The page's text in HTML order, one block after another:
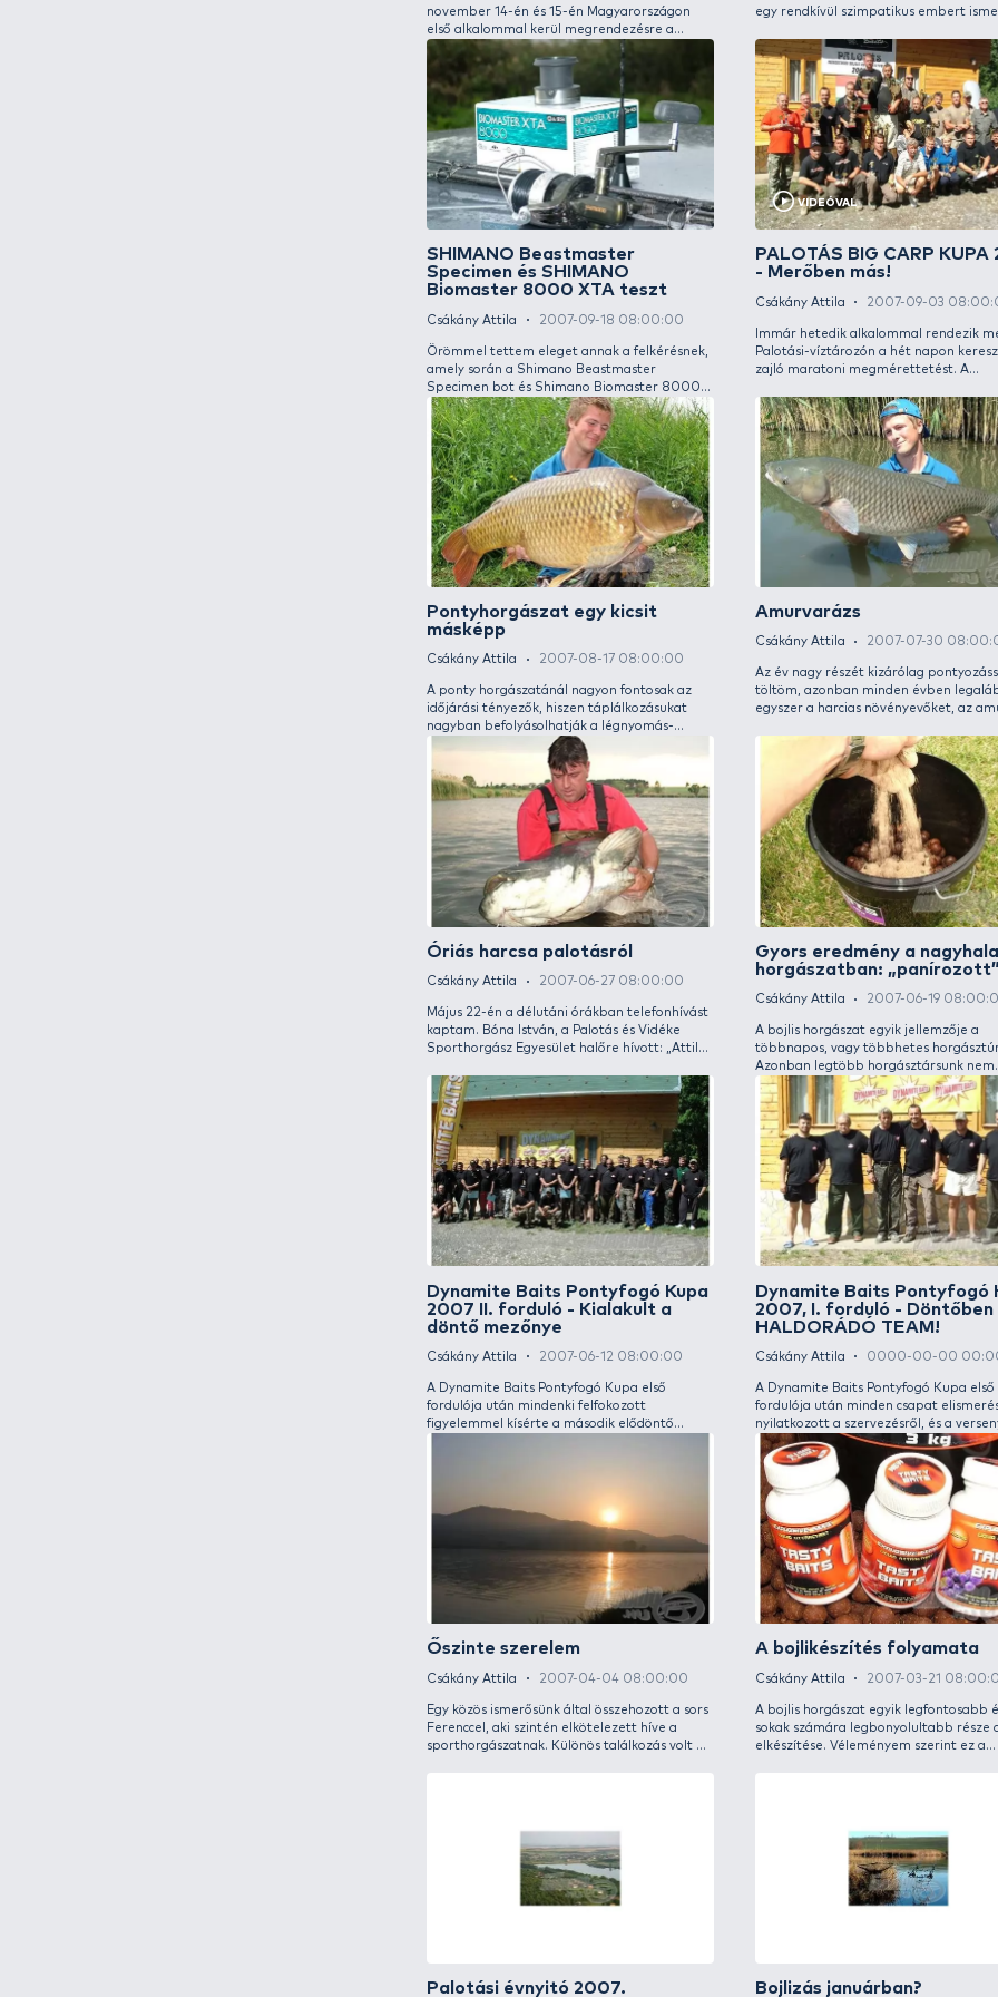
Csákány Attila 2011-11-02 07:00:00
Az elmúlt két év sikeres kiállításai után idén is
kiemelkedően színes programot kínál a
Pontyshow! 2011. november 11-12-13-ig,
három nap áll a pontyozás szerelemesei és az
érdeklődök rendelkezésére, hogy a kiállítás
nyújtotta minden élményt
megtapasztalhassanak, minden programon
részt vehessenek. A szakmai körökben is
elismert rendezvény ismét várja a
látogatókat!
28-án
a
évhez
meg.
mellett
Pontyshow, 2009. november 14-
15. - Meghívó
Csákány Attila 2009-11-09 12:00:00
Ilyen még nem volt… És valóban! 2009.
november 14-én és 15-én Magyarországon
első alkalommal kerül megrendezésre a
Pontyshow. Az egyedülálló eseménynek a
Budapest északi határában elhelyezkedő
Kalászi Sportcsarnok ad otthont, amely az
Omszki-tó partján található. Számos magyar
és külföldi sztárvendég, fantasztikus akciók és
színes programok várják a látogatókat.
Biros
egy
meg,
lehet
is a
SHIMANO Beastmaster
Specimen és SHIMANO
Biomaster 8000 XTA teszt
Csákány Attila 2007-09-18 08:00:00
amely során a Shimano Beastmaster
Specimen bot és Shimano Biomaster 8000
XTA párost próbálhattam ki éles bevetésen.
Eredeti tervem szerint a Tatai Derítő-tavon
terveztem mindezt végrehajtani. A hirtelen
lehűlt és változékonyra fordult időjárás
azonban nagyon nem kedvezett az első
próbának. A bevetett készségekre a két nap
alatt nem volt érdeklődő. A bojlis horgászat
már csak ilyen… Az üres két tatai napot
követően a palotási tó partjára érkeztem,
ahol egy délután megvalósulhatott a teszt, és
képet kaptam a páros valódi tudásáról.
-
Immár
zajló
évben
véve.
sőt
a
Pontyhorgászat egy kicsit
másképp
Csákány Attila 2007-08-17 08:00:00
A ponty horgászatánál nagyon fontosak az
időjárási tényezők, hiszen táplálkozásukat
nagyban befolyásolhatják a légnyomás-
változások és a különböző fronthatások: jó
időben kell jó helyen tartózkodni, azonban a
felkínált csali is fontos szerepet játszhat. Az
óvatos, kitanult pontyok bátrabban
közelednek a ritkán vagy kevesek által
használt finomságokhoz, ezért egy
hétköznapinak nem nevezhető csalizási
technikát alkalmaztam.
ideje.
alig)
Óriás harcsa palotásról
Csákány Attila 2007-06-27 08:00:00
ha van egy kis szabadidőt, kérlek, gyere majd
le Palotásra, mert egy közel tórekord méretű
harcsát fogtam”. Nem kérettem magam,
szinte azonnal indultam, hiszen egy ilyen hal
tudja